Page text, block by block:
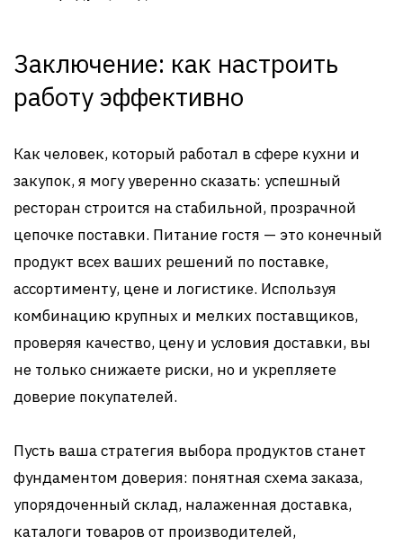
Заключение: как настроить
работу эффективно
Как человек, который работал в сфере кухни и
закупок, я могу уверенно сказать: успешный
ресторан строится на стабильной, прозрачной
цепочке поставки. Питание гостя — это конечный
продукт всех ваших решений по поставке,
ассортименту, цене и логистике. Используя
комбинацию крупных и мелких поставщиков,
проверяя качество, цену и условия доставки, вы
не только снижаете риски, но и укрепляете
доверие покупателей.
Пусть ваша стратегия выбора продуктов станет
фундаментом доверия: понятная схема заказа,
упорядоченный склад, налаженная доставка,
каталоги товаров от производителей,